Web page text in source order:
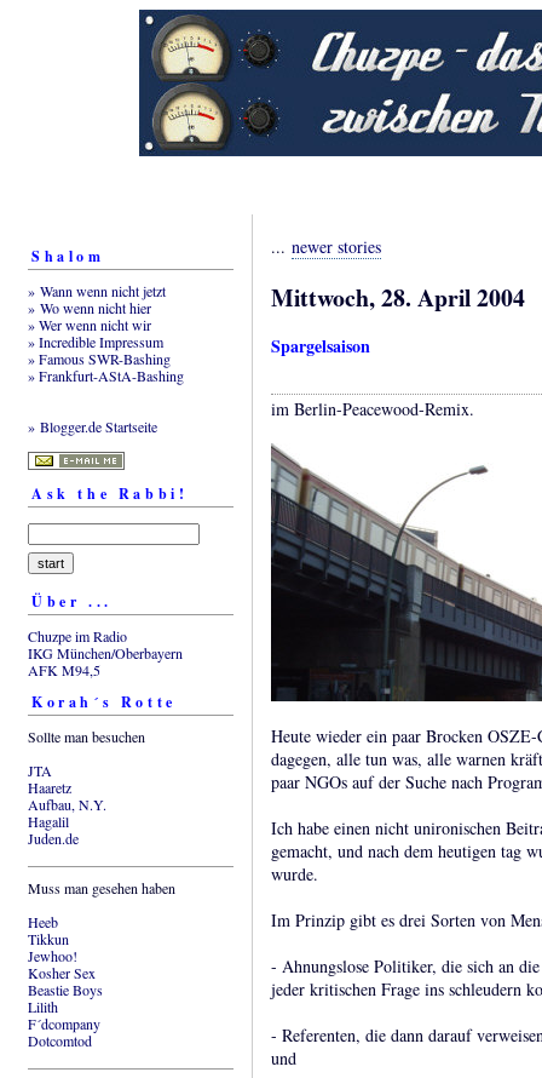
Shalom
» Wann wenn nicht jetzt
» Wo wenn nicht hier
» Wer wenn nicht wir
» Incredible Impressum
» Famous SWR-Bashing
» Frankfurt-AStA-Bashing
» Blogger.de Startseite
Ask the Rabbi!
Über ...
Chuzpe im Radio
IKG München/Oberbayern
AFK M94,5
Korah´s Rotte
Sollte man besuchen
JTA
Haaretz
Aufbau, N.Y.
Hagalil
Juden.de
Muss man gesehen haben
Heeb
Tikkun
Jewhoo!
Kosher Sex
Beastie Boys
Lilith
F´dcompany
Dotcomtod
... newer stories
Mittwoch, 28. April 2004
Spargelsaison
im Berlin-Peacewood-Remix.
Heute wieder ein paar Brocken
dagegen, alle tun was, alle warnen
paar NGOs auf der Suche nach
Ich habe einen nicht unironischen
gemacht, und nach dem heutigen tag
wurde.
Im Prinzip gibt es drei Sorten von
- Ahnungslose Politiker, die sich an
jeder kritischen Frage ins schleudern
- Referenten, die dann darauf
und